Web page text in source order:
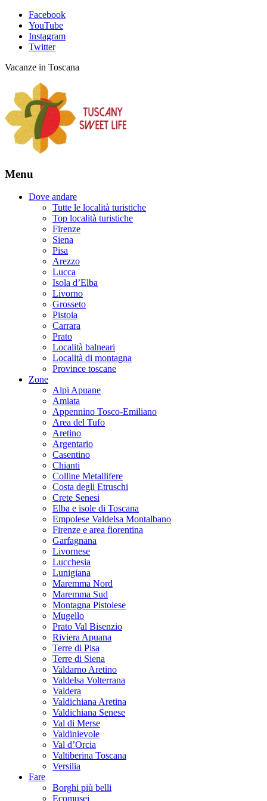
Facebook
YouTube
Instagram
Twitter
Vacanze in Toscana
Menu
Dove andare
Tutte le località turistiche
Top località turistiche
Firenze
Siena
Pisa
Arezzo
Lucca
Isola d’Elba
Livorno
Grosseto
Pistoia
Carrara
Prato
Località balneari
Località di montagna
Province toscane
Zone
Alpi Apuane
Amiata
Appennino Tosco-Emiliano
Area del Tufo
Aretino
Argentario
Casentino
Chianti
Colline Metallifere
Costa degli Etruschi
Crete Senesi
Elba e isole di Toscana
Empolese Valdelsa Montalbano
Firenze e area fiorentina
Garfagnana
Livornese
Lucchesia
Lunigiana
Maremma Nord
Maremma Sud
Montagna Pistoiese
Mugello
Prato Val Bisenzio
Riviera Apuana
Terre di Pisa
Terre di Siena
Valdarno Aretino
Valdelsa Volterrana
Valdera
Valdichiana Aretina
Valdichiana Senese
Val di Merse
Valdinievole
Val d’Orcia
Valtiberina Toscana
Versilia
Fare
Borghi più belli
Ecomusei